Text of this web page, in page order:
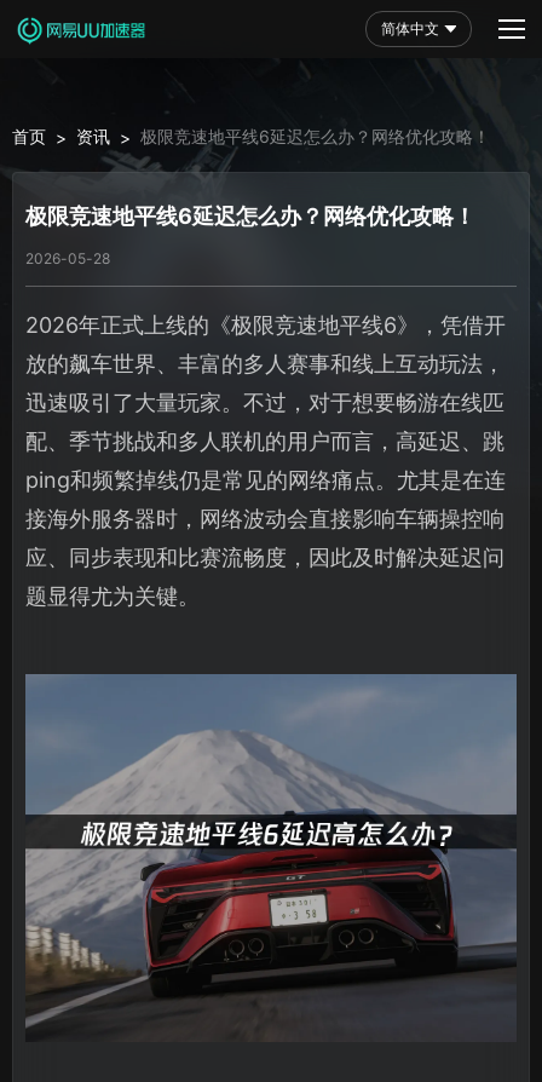
简体中文
首页 > 资讯 > 极限竞速地平线6延迟怎么办？网络优化攻略！
极限竞速地平线6延迟怎么办？网络优化攻略！
2026-05-28
2026年正式上线的《极限竞速地平线6》，凭借开
放的飙车世界、丰富的多人赛事和线上互动玩法，
迅速吸引了大量玩家。不过，对于想要畅游在线匹
配、季节挑战和多人联机的用户而言，高延迟、跳
ping和频繁掉线仍是常见的网络痛点。尤其是在连
接海外服务器时，网络波动会直接影响车辆操控响
应、同步表现和比赛流畅度，因此及时解决延迟问
题显得尤为关键。